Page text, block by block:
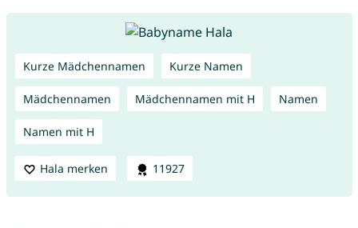
Kurze Mädchennamen Kurze Namen
Mädchennamen Mädchennamen mit H Namen
Namen mit H
Hala merken 11927